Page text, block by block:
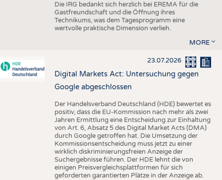
Die IRG bedankt sich herzlich bei EREMA für die
Gastfreundschaft und die Öffnung ihres
Technikums, was dem Tagesprogramm eine
wertvolle praktische Dimension verlieh.
MORE
23.07.2026
Digital Markets Act: Untersuchung gegen
Google abgeschlossen
Der Handelsverband Deutschland (HDE) bewertet es
positiv, dass die EU-Kommission nach mehr als zwei
Jahren Ermittlung eine Entscheidung zur Einhaltung
von Art. 6, Absatz 5 des Digital Market Acts (DMA)
durch Google getroffen hat. Die Umsetzung der
Kommissionsentscheidung muss jetzt zu einer
wirklich diskriminierungsfreien Anzeige der
Suchergebnisse führen. Der HDE lehnt die von
einigen Preisvergleichsplattformen für sich
geforderten garantierten Plätze in der Anzeige ab.